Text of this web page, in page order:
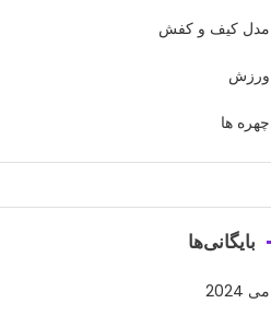
مدل کیف و کفش
ورزش
چهره ها
بایگانی‌ها
می 2024